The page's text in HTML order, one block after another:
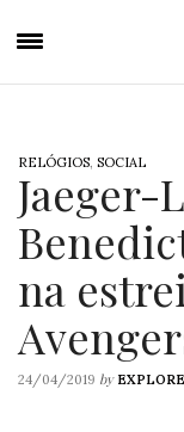
RELÓGIOS, SOCIAL
Jaeger-
na
24/04/2019 by